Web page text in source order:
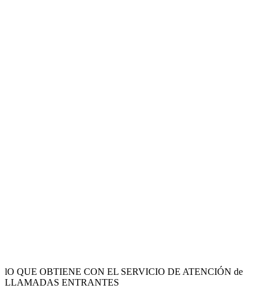
lO QUE OBTIENE CON EL SERVICIO DE ATENCIÓN de
LLAMADAS ENTRANTES